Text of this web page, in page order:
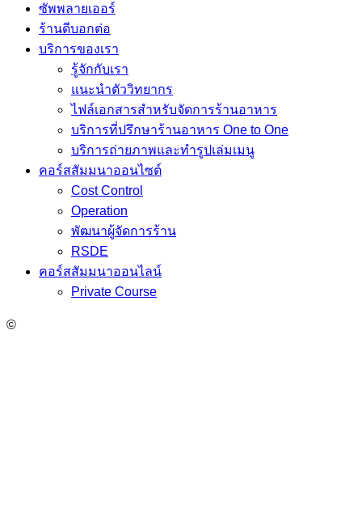
ซัพพลายเออร์
ร้านดีบอกต่อ
บริการของเรา
รู้จักกับเรา
แนะนำตัววิทยากร
ไฟล์เอกสารสำหรับจัดการร้านอาหาร
บริการที่ปรึกษาร้านอาหาร One to One
บริการถ่ายภาพและทำรูปเล่มเมนู
คอร์สสัมมนาออนไซต์
Cost Control
Operation
พัฒนาผู้จัดการร้าน
RSDE
คอร์สสัมมนาออนไลน์
Private Course
©